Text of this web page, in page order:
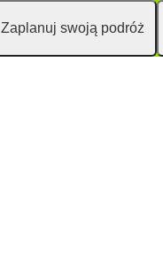
Zaplanuj swoją podróż